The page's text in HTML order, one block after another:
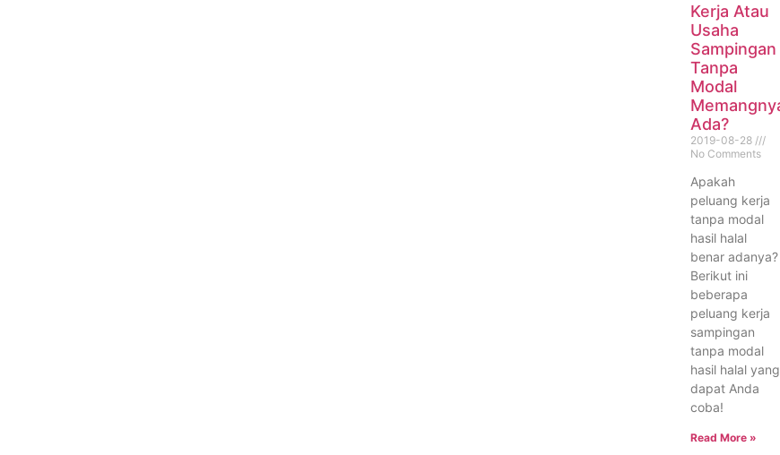
Kerja Atau
Usaha
Sampingan
Tanpa
Modal
Memangnya
Ada?
2019-08-28
No Comments
Apakah
peluang kerja
tanpa modal
hasil halal
benar adanya?
Berikut ini
beberapa
peluang kerja
sampingan
tanpa modal
hasil halal yang
dapat Anda
coba!
Read More »